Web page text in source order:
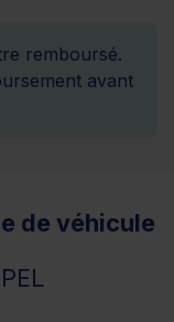
remboursé.
avant
de véhicule